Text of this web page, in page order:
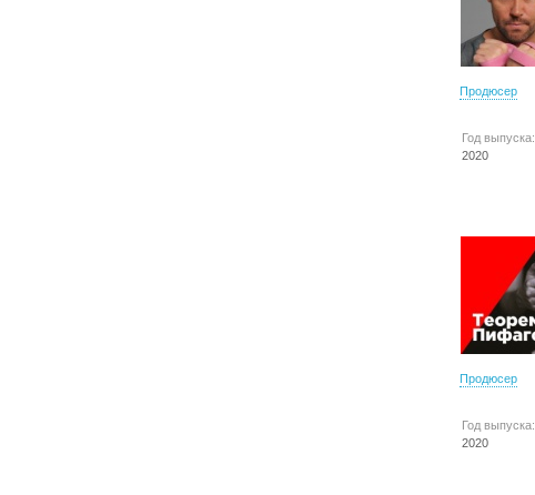
Продюсер
Год выпуска:
2020
Продюсер
Год выпуска:
2020